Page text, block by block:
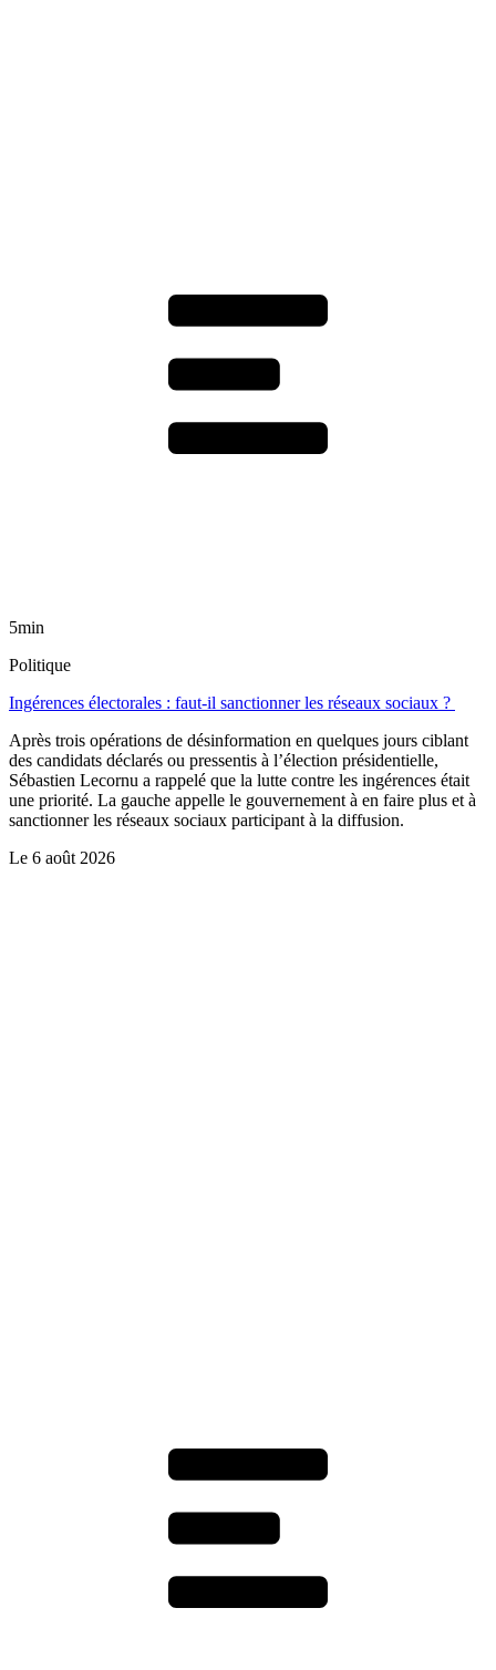
5min
Politique
Ingérences électorales : faut-il sanctionner les réseaux sociaux ?
Après trois opérations de désinformation en quelques jours ciblant
des candidats déclarés ou pressentis à l’élection présidentielle,
Sébastien Lecornu a rappelé que la lutte contre les ingérences était
une priorité. La gauche appelle le gouvernement à en faire plus et à
sanctionner les réseaux sociaux participant à la diffusion.
Le 6 août 2026